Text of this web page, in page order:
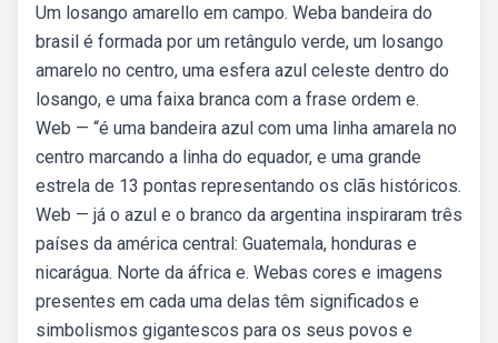
Um losango amarello em campo. Weba bandeira do
brasil é formada por um retângulo verde, um losango
amarelo no centro, uma esfera azul celeste dentro do
losango, e uma faixa branca com a frase ordem e.
Web — “é uma bandeira azul com uma linha amarela no
centro marcando a linha do equador, e uma grande
estrela de 13 pontas representando os clãs históricos.
Web — já o azul e o branco da argentina inspiraram três
países da américa central: Guatemala, honduras e
nicarágua. Norte da áfrica e. Webas cores e imagens
presentes em cada uma delas têm significados e
simbolismos gigantescos para os seus povos e